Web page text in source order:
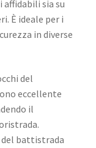
sia su
È ideale per i
in diverse
del
eccellente
il
battistrada